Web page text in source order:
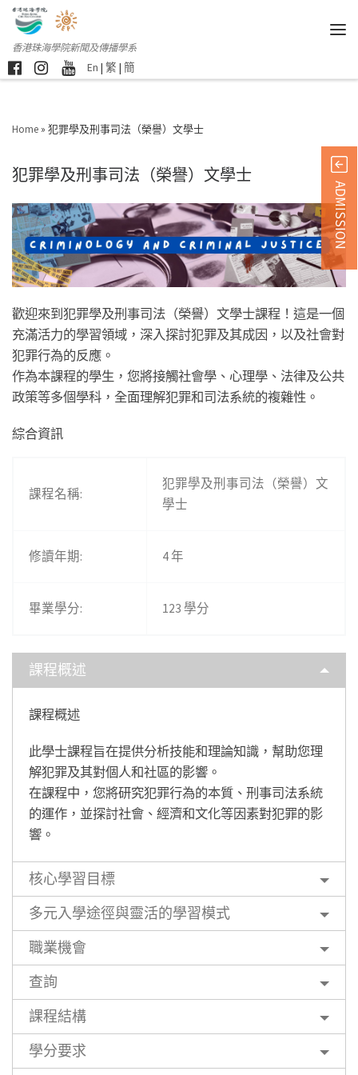
香港珠海學院新聞及傳播學系
En | 繁 | 簡
Home » 犯罪學及刑事司法（榮譽）文學士
犯罪學及刑事司法（榮譽）文學士
歡迎來到犯罪學及刑事司法（榮譽）文學士課程！這是一個
充滿活力的學習領域，深入探討犯罪及其成因，以及社會對
犯罪行為的反應。
作為本課程的學生，您將接觸社會學、心理學、法律及公共
政策等多個學科，全面理解犯罪和司法系統的複雜性。
綜合資訊
課程名稱:
犯罪學及刑事司法（榮譽）文
學士
修讀年期: 4 年
畢業學分: 123 學分
課程概述
課程概述
此學士課程旨在提供分析技能和理論知識，幫助您理
解犯罪及其對個人和社區的影響。
在課程中，您將研究犯罪行為的本質、刑事司法系統
的運作，並探討社會、經濟和文化等因素對犯罪的影
響。
核心學習目標
多元入學途徑與靈活的學習模式
職業機會
查詢
課程結構
學分要求
ADMISSION